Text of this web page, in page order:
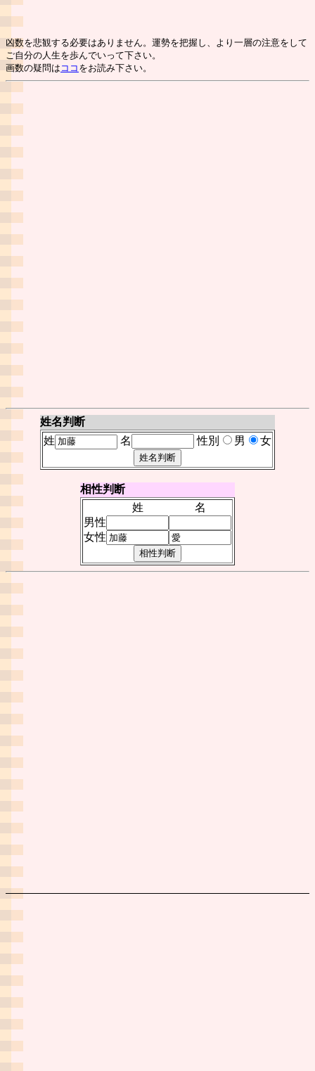
凶数を悲観する必要はありません。運勢を把握し、より一層の注意をして
ご自分の人生を歩んでいって下さい。
画数の疑問は ココ をお読み下さい。
姓名判断
姓
名 性別 男 女
相性判断
姓
名
男性
女性